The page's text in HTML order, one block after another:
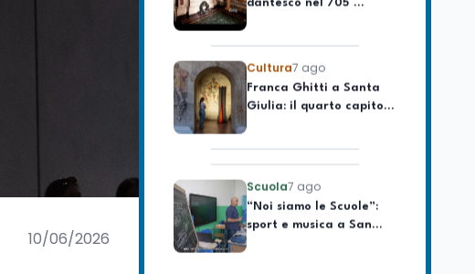
10/06/2026
Franca Ghitti a Santa
Giulia: il quarto capitolo
dei Palcoscenici
“Noi siamo le Scuole”:
sport e musica a San
con il progetto del Mim